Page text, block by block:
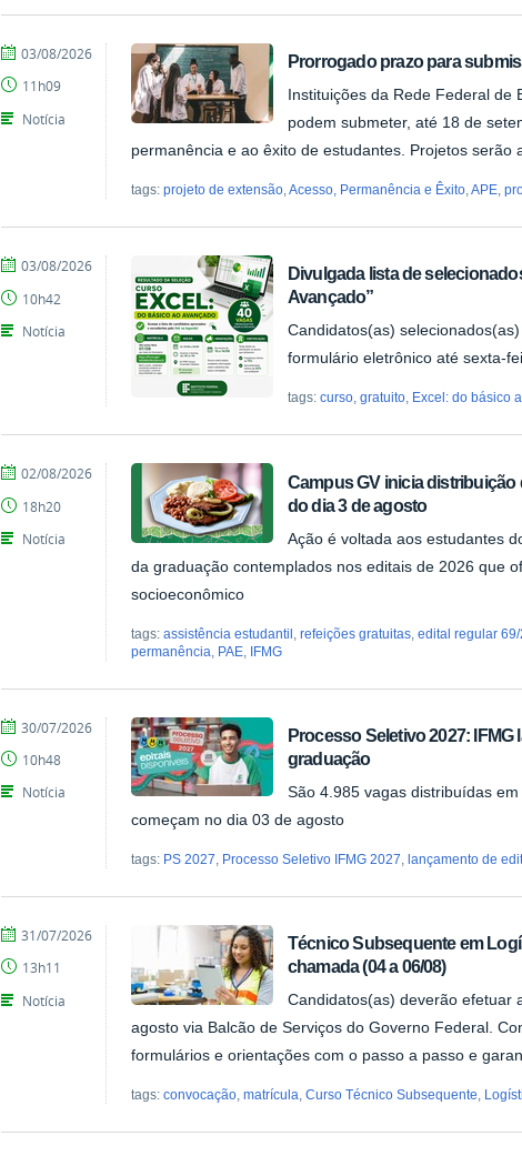
Prorrogado prazo para
Instituições da Rede Federal de
podem submeter, até 18 de
permanência e ao êxito de estudantes. Projetos serão
tags:projeto de extensão,Acesso, Permanência e Êxito,APE,
por
de
Comunicação
publicado
03/08/2026
11h09
Notícia
Divulgada lista de
Avançado”
Candidatos(as)
formulário eletrônico até sexta-
tags: curso, gratuito, Excel: do básico
por
de
Comunicação
publicado
03/08/2026
10h42
Notícia
Campus GV inicia distribuição
do dia 3 de agosto
Ação é voltada aos estudantes
da graduação contemplados nos editais de 2026 que
socioeconômico
tags:assistência estudantil ,refeições gratuitas ,edital regular
permanência PAE IFMG
por
de
Comunicação
publicado
02/08/2026
18h20
Notícia
Processo Seletivo 2027:
graduação
São 4.985 vagas distribuídas
começam no dia 03 de agosto
tags: PS 2027, Processo Seletivo IFMG 2027,lançamento de
por
de
Comunicação
publicado
30/07/2026
10h48
Notícia
Técnico Subsequente em
chamada (04 a 06/08)
Candidatos(as) deverão efetuar
agosto via Balcão de Serviços do Governo Federal.
formulários e orientações com o passo a passo e
tags:convocação,matrícula,Curso Técnico Subsequente,
por
de
Comunicação
publicado
31/07/2026
13h11
Notícia